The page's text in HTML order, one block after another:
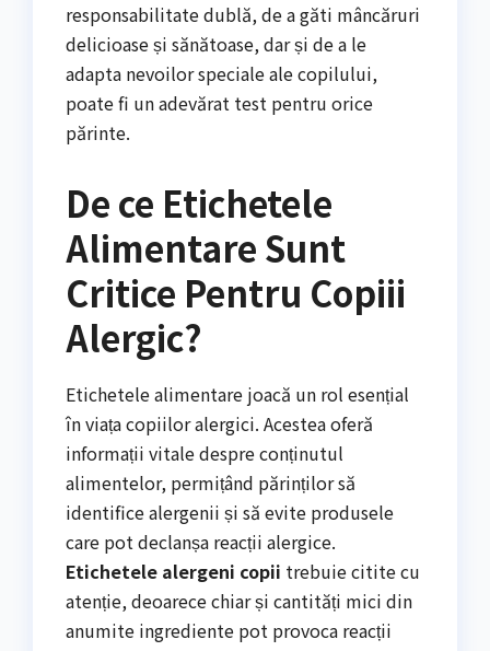
responsabilitate dublă, de a găti mâncăruri
delicioase și sănătoase, dar și de a le
adapta nevoilor speciale ale copilului,
poate fi un adevărat test pentru orice
părinte.
De ce Etichetele
Alimentare Sunt
Critice Pentru Copiii
Alergic?
Etichetele alimentare joacă un rol esențial
în viața copiilor alergici. Acestea oferă
informații vitale despre conținutul
alimentelor, permițând părinților să
identifice alergenii și să evite produsele
care pot declanșa reacții alergice.
Etichetele alergeni copii trebuie citite cu
atenție, deoarece chiar și cantități mici din
anumite ingrediente pot provoca reacții